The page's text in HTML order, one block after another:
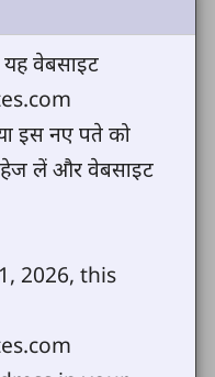
स्वागत छ ।
बाइबलीय तथा
स्वागत छ ।
वेबसाइट
इस नए पते को
लें और वेबसाइट
2026, this